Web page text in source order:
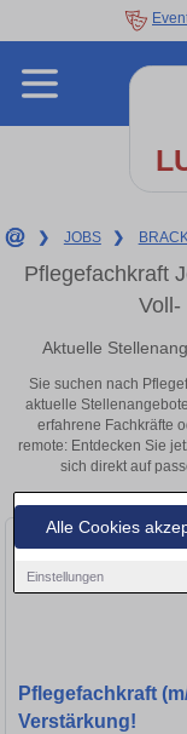
Alle Cookies
Einstellungen
❯ JOBS ❯
Pflegefachkraft
Voll-
Aktuelle
Sie suchen nach
aktuelle
erfahrene Fachkräfte
remote: Entdecken Sie
sich direkt auf
Pflegefachkraft
Verstärkung!